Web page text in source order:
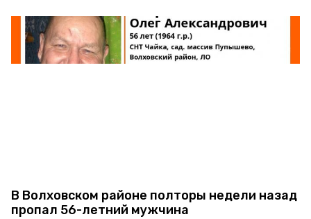
В Волховском районе полторы недели назад
пропал 56-летний мужчина